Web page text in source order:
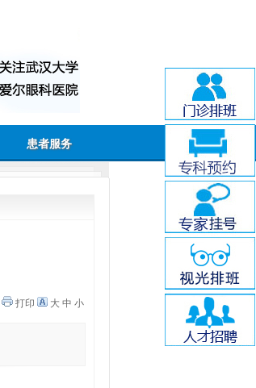
患者服务
打印 大 中 小